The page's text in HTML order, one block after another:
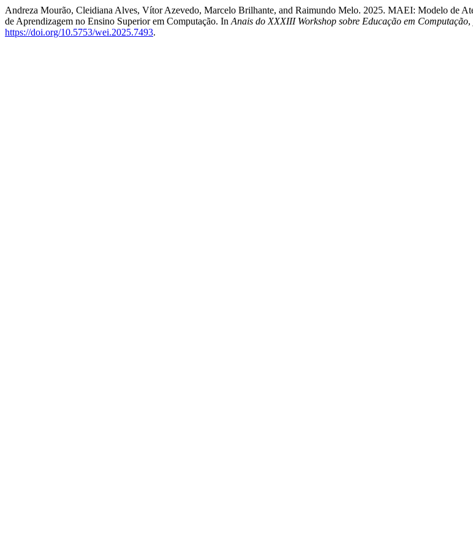
Andreza Mourão, Cleidiana Alves, Vítor Azevedo, Marcelo Brilhante, and Raimundo Melo. 2025. MAEI: Modelo de
de Aprendizagem no Ensino Superior em Computação. In Anais do XXXIII Workshop sobre Educação em Computação,
https://doi.org/10.5753/wei.2025.7493.